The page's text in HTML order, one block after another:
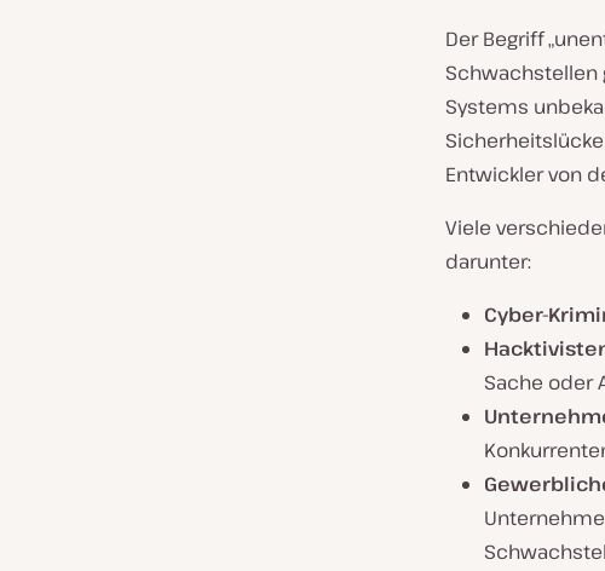
Der Begriff
Schwachstellen
Systems
Entwickler von
Viele
darunter:
Cyber-
Sache oder